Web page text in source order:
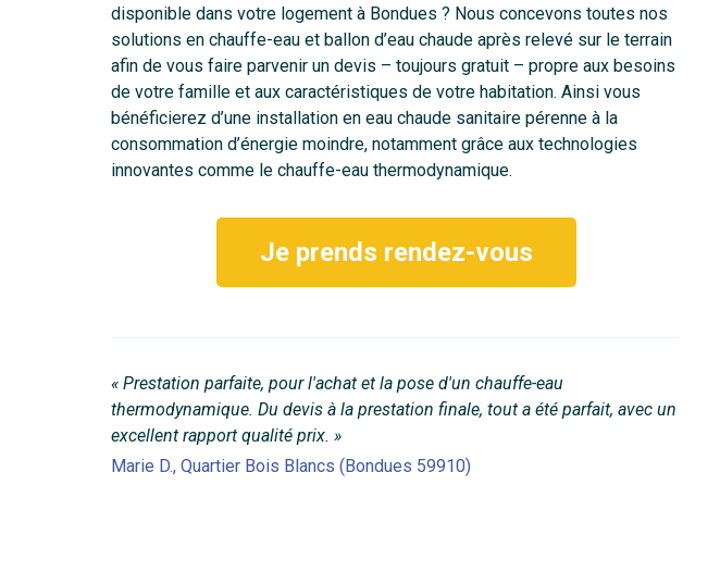
disponible dans votre logement à Bondues ? Nous concevons toutes nos
solutions en chauffe-eau et ballon d’eau chaude après relevé sur le terrain
afin de vous faire parvenir un devis – toujours gratuit – propre aux besoins
de votre famille et aux caractéristiques de votre habitation. Ainsi vous
bénéficierez d’une installation en eau chaude sanitaire pérenne à la
consommation d’énergie moindre, notamment grâce aux technologies
innovantes comme le chauffe-eau thermodynamique.
Je prends rendez-vous
« Prestation parfaite, pour l'achat et la pose d'un chauffe-eau
thermodynamique. Du devis à la prestation finale, tout a été parfait, avec un
excellent rapport qualité prix. »
Marie D., Quartier Bois Blancs (Bondues 59910)